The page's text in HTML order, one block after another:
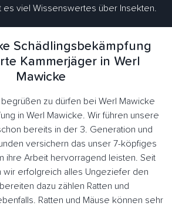
es viel Wissenswertes über Insekten.
Schädlingsbekämpfung
Kammerjäger in Werl
Mawicke
zu dürfen bei Werl Mawicke
in Werl Mawicke. Wir führen unsere
bereits in der 3. Generation und
versichern das unser 7-köpfiges
ihre Arbeit hervorragend leisten. Seit
wir erfolgreich alles Ungeziefer den
dazu zählen Ratten und
Ratten und Mäuse können sehr